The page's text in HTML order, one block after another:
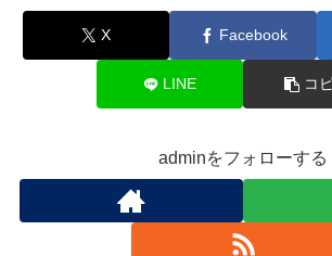
X Facebook
LINE コ
adminをフォローする